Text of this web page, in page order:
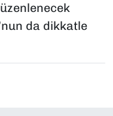
da dikkatle